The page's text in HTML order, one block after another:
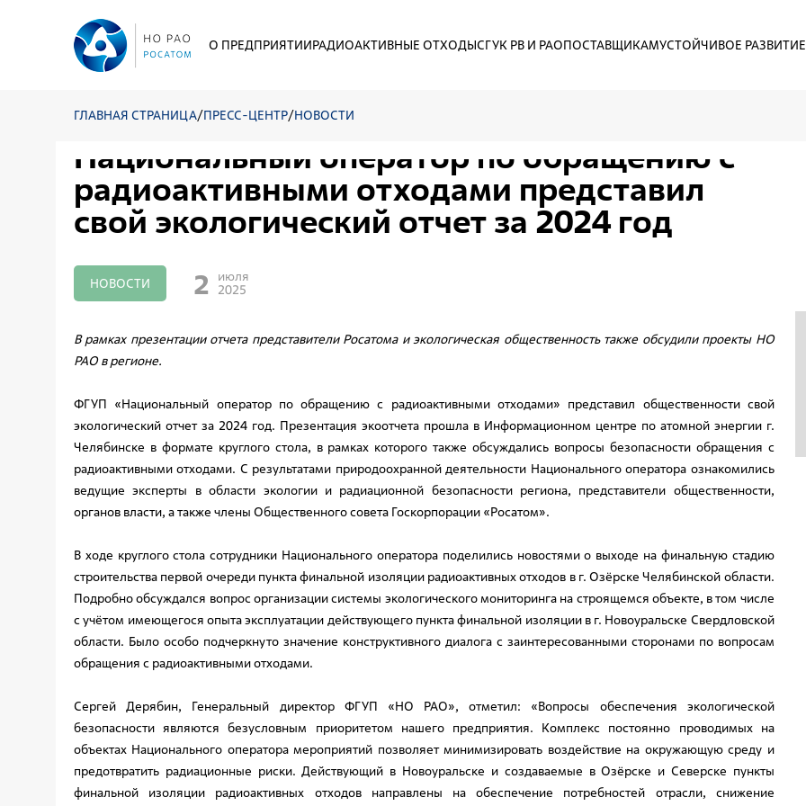
О ПРЕДПРИЯТИИРАДИОАКТИВНЫЕ ОТХОДЫСГУК РВ И РАОПОСТАВЩИКАМУСТОЙЧИВОЕ РАЗВИТИЕ
ГЛАВНАЯ СТРАНИЦА/ПРЕСС-ЦЕНТР/НОВОСТИ
Национальный оператор по обращению с
радиоактивными отходами представил
свой экологический отчет за 2024 год
НОВОСТИ 2
июля
2025
В рамках презентации отчета представители Росатома и экологическая общественность также обсудили проекты НО
РАО в регионе.
ФГУП «Национальный оператор по обращению с радиоактивными отходами» представил общественности свой
экологический отчет за 2024 год. Презентация экоотчета прошла в Информационном центре по атомной энергии г.
Челябинске в формате круглого стола, в рамках которого также обсуждались вопросы безопасности обращения с
радиоактивными отходами. С результатами природоохранной деятельности Национального оператора ознакомились
ведущие эксперты в области экологии и радиационной безопасности региона, представители общественности,
органов власти, а также члены Общественного совета Госкорпорации «Росатом».
В ходе круглого стола сотрудники Национального оператора поделились новостями о выходе на финальную стадию
строительства первой очереди пункта финальной изоляции радиоактивных отходов в г. Озёрске Челябинской области.
Подробно обсуждался вопрос организации системы экологического мониторинга на строящемся объекте, в том числе
с учётом имеющегося опыта эксплуатации действующего пункта финальной изоляции в г. Новоуральске Свердловской
области. Было особо подчеркнуто значение конструктивного диалога с заинтересованными сторонами по вопросам
обращения с радиоактивными отходами.
Сергей Дерябин, Генеральный директор ФГУП «НО РАО», отметил: «Вопросы обеспечения экологической
безопасности являются безусловным приоритетом нашего предприятия. Комплекс постоянно проводимых на
объектах Национального оператора мероприятий позволяет минимизировать воздействие на окружающую среду и
предотвратить радиационные риски. Действующий в Новоуральске и создаваемые в Озёрске и Северске пункты
финальной изоляции радиоактивных отходов направлены на обеспечение потребностей отрасли, снижение
12 2020